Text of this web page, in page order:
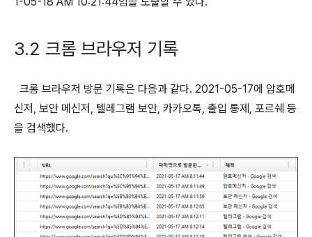
3.2 크롬 브라우저 기록
크롬 브라우저 방문 기록은 다음과 같다. 2021-05-17에 암호메
신저, 보안 메신저, 텔레그램 보안, 카카오톡, 출입 통제, 포르쉐 등
을 검색했다.